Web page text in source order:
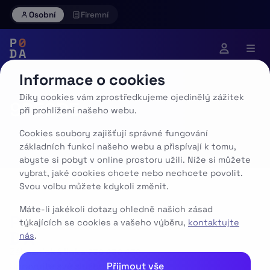
Skip
Osobní Firemní
9P5SD5
Informace o cookies
Díky cookies vám zprostředkujeme ojedinělý zážitek
při prohlížení našeho webu.
Cookies soubory zajišťují správné fungování
základních funkcí našeho webu a přispívají k tomu,
abyste si pobyt v online prostoru užili. Níže si můžete
vybrat, jaké cookies chcete nebo nechcete povolit.
Svou volbu můžete kdykoli změnit.
Máte-li jakékoli dotazy ohledně našich zásad
týkajících se cookies a vašeho výběru, kontaktujte
nás.
Přijmout vše
Zákaznická linka:730 430 430
Spravujte své služby v aplikaci